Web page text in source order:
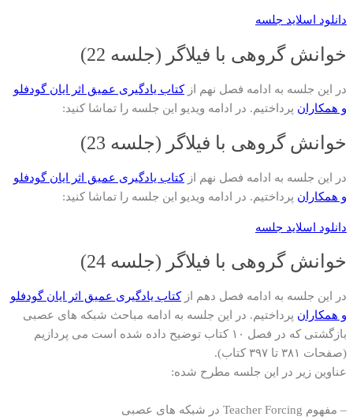
دانلود اسلاید جلسه
خوانش گروهی با فیلاگر (جلسه 22)
در این جلسه به ادامه فصل نهم ازکتاب یادگیری عمیق اثر ایان گودفلو
و همکاران پرداختیم. در ادامه ویدیو این جلسه را تماشا کنید:
خوانش گروهی با فیلاگر (جلسه 23)
در این جلسه به ادامه فصل نهم ازکتاب یادگیری عمیق اثر ایان گودفلو
و همکاران پرداختیم. در ادامه ویدیو این جلسه را تماشا کنید:
دانلود اسلاید جلسه
خوانش گروهی با فیلاگر (جلسه 24)
در این جلسه به ادامه فصل دهم ازکتاب یادگیری عمیق اثر ایان گودفلو
و همکاران پرداختیم. در این جلسه به ادامه مباحث شبکه های عصبی
بازگشتی که در فصل ۱۰ کتاب توضیح داده شده است می پردازیم
(صفحات ۳۸۱ تا ۳۹۷ کتاب).
عناوین زیر در این جلسه مطرح شده:
– مفهوم Teacher Forcing در شبکه های عصبی